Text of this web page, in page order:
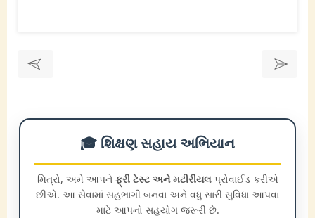
🎓 શિક્ષણ સહાય અભિયાન
મિત્રો, અમે આપને ફ્રી ટેસ્ટ અને મટીરીયલપ્રોવાઈડ કરીએ
છીએ. આ સેવામાં સહભાગી બનવા અને વધુ સારી સુવિધા આપવા
માટે આપનો સહયોગ જરૂરી છે.